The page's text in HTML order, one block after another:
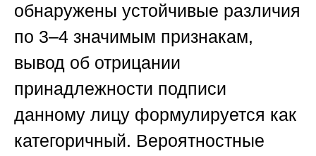
обнаружены устойчивые различия
по 3–4 значимым признакам,
вывод об отрицании
принадлежности подписи
данному лицу формулируется как
категоричный. Вероятностные